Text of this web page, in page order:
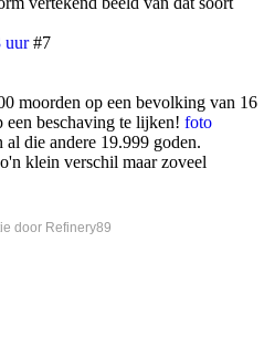
uur #7
moorden op een bevolking van 16
beschaving te lijken! foto
die andere 19.999 goden.
klein verschil maar zoveel
door Refinery89